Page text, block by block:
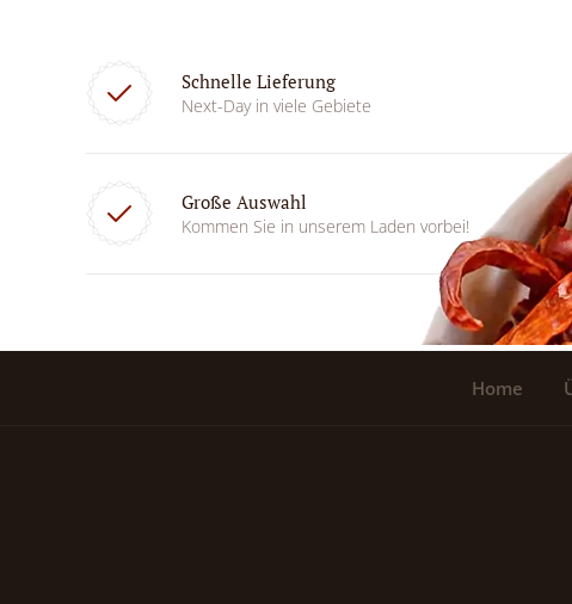
Schnelle Lieferung
Next-Day in viele Gebiete
Große Auswahl
Kommen Sie in unserem Laden vorbei!
Home